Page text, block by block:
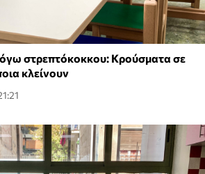
στρεπτόκοκκου: Κρούσματα σε
κλείνουν